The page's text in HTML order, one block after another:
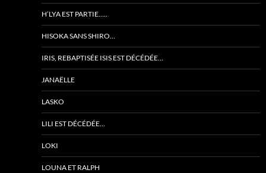
H’LYA EST PARTIE…..
HISOKA SANS SHIRO…
IRIS, REBAPTISÉE ISIS EST DÉCÉDÉE…
JANAËLLE
LASKO
LILI EST DÉCÉDÉE…
LOKI
LOUNA ET RALPH